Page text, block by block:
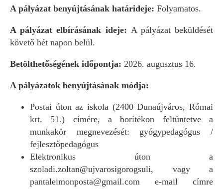
A pályázat benyújtásának határideje: Folyamatos.
A pályázat elbírásának ideje: A pályázat beküldését
követő hét napon belül.
Betölthetőségének időpontja: 2026. augusztus 16.
A pályázatok benyújtásának módja:
Postai úton az iskola (2400 Dunaújváros, Római
krt. 51.) címére, a borítékon feltüntetve a
munkakör megnevezését: gyógypedagógus /
fejlesztőpedagógus
Elektronikus úton a
szoladi.zoltan@ujvarosigorogsuli, vagy a
pantaleimonposta@gmail.com e-mail címre